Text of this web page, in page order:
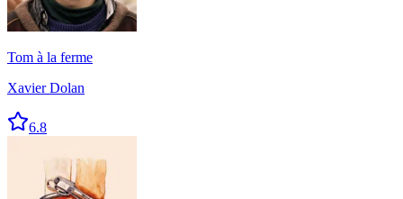
Tom à la ferme
Xavier Dolan
6.8